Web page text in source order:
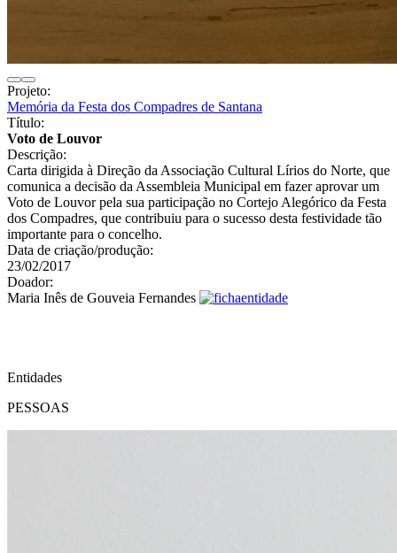
Projeto:
Memória da Festa dos Compadres de Santana
Título:
Voto de Louvor
Descrição:
Carta dirigida à Direção da Associação Cultural Lírios do Norte, que
comunica a decisão da Assembleia Municipal em fazer aprovar um
Voto de Louvor pela sua participação no Cortejo Alegórico da Festa
dos Compadres, que contribuiu para o sucesso desta festividade tão
importante para o concelho.
Data de criação/produção:
23/02/2017
Doador:
Maria Inês de Gouveia Fernandes
Entidades
PESSOAS